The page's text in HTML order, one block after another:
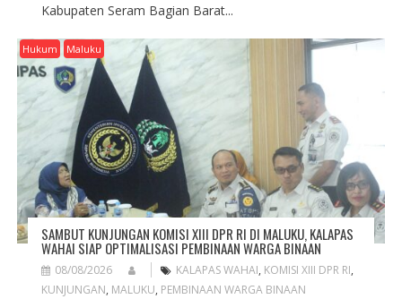
Kabupaten Seram Bagian Barat...
Hukum Maluku
SAMBUT KUNJUNGAN KOMISI XIII DPR RI DI MALUKU, KALAPAS
WAHAI SIAP OPTIMALISASI PEMBINAAN WARGA BINAAN
08/08/2026 KALAPAS WAHAI, KOMISI XIII DPR RI,
KUNJUNGAN, MALUKU, PEMBINAAN WARGA BINAAN